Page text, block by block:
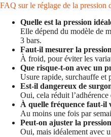
FAQ sur le réglage de la pression
Quelle est la pression
Elle dépend du modèle de
3 bars.
Faut-il mesurer la
À froid, pour éviter les
Que risque-t-on avec un
Usure rapide, surchauffe et
Est-il dangereux de
Oui, cela réduit
À quelle fréquence faut-il
Au moins une fois par
Peut-on ajuster la
Oui, mais idéalement avec